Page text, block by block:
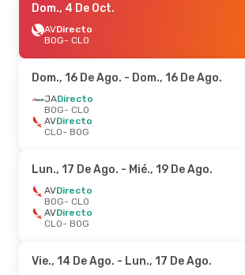
Dom., 4 De Oct.
AVDirecto
BOG- CLO
Dom., 16 De Ago. - Dom., 16 De Ago.
JADirecto
BOG- CLO
AVDirecto
CLO- BOG
Lun., 17 De Ago. - Mié., 19 De Ago.
AVDirecto
BOG- CLO
AVDirecto
CLO- BOG
Vie., 14 De Ago. - Lun., 17 De Ago.